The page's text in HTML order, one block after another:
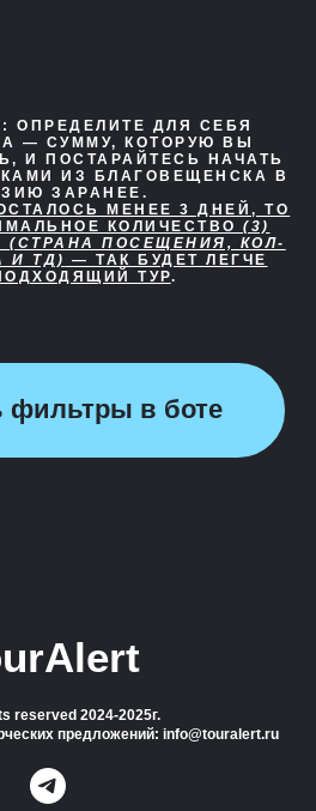
ОПРЕДЕЛИТЕ ДЛЯ СЕБЯ
— СУММУ, КОТОРУЮ ВЫ
И ПОСТАРАЙТЕСЬ НАЧАТЬ
ИЗ БЛАГОВЕЩЕНСКА В
ЗАРАНЕЕ.
МЕНЕЕ 3 ДНЕЙ, ТО
КОЛИЧЕСТВО (3)
(СТРАНА ПОСЕЩЕНИЯ, КОЛ-
И ТД) — ТАК БУДЕТ ЛЕГЧЕ
ТУР.
фильтры в боте
reserved 2024-2025г.
предложений: info@touralert.ru